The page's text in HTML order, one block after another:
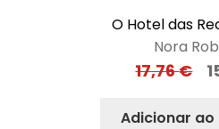
O Hotel das
Nora
17,76€
Adicionar